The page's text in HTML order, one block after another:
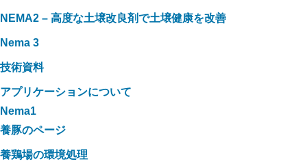
NEMA2 – 高度な土壌改良剤で土壌健康を改善
Nema 3
技術資料
アプリケーションについて
Nema1
養豚のページ
養鶏場の環境処理